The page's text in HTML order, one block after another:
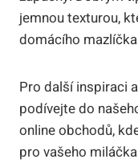
jemnou texturou,
domácího
Pro další inspiraci
podívejte do
online obchodů,
pro vašeho